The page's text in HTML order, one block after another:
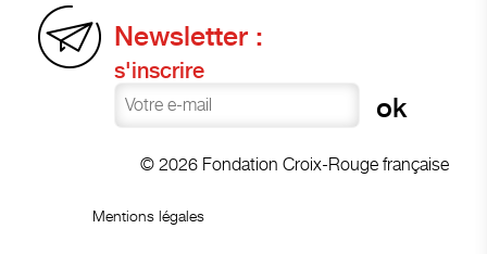
Newsletter :
s'inscrire
© 2026 Fondation Croix-Rouge française
Mentions légales